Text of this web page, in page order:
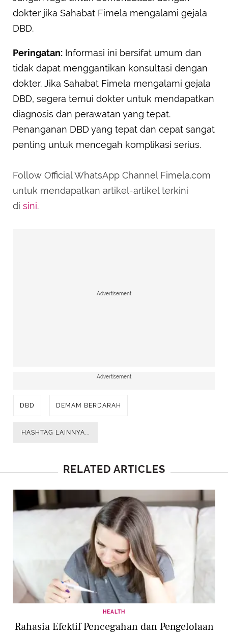
dokter jika Sahabat Fimela mengalami gejala
DBD.
Peringatan: Informasi ini bersifat umum dan
tidak dapat menggantikan konsultasi dengan
dokter. Jika Sahabat Fimela mengalami gejala
DBD, segera temui dokter untuk mendapatkan
diagnosis dan perawatan yang tepat.
Penanganan DBD yang tepat dan cepat sangat
penting untuk mencegah komplikasi serius.
Follow Official WhatsApp Channel Fimela.com
untuk mendapatkan artikel-artikel terkini
di sini.
Advertisement
Advertisement
DBD DEMAM BERDARAH
HASHTAG LAINNYA...
RELATED ARTICLES
HEALTH
Rahasia Efektif Pencegahan dan Pengelolaan